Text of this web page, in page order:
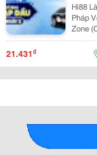
Hi88
Pháp
Zone
Giải
21.431₫